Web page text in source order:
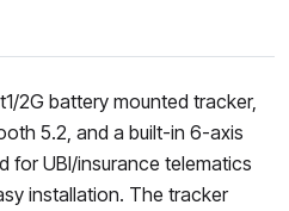
2G battery mounted tracker,
5.2, and a built-in 6-axis
for UBI/insurance telematics
installation. The tracker